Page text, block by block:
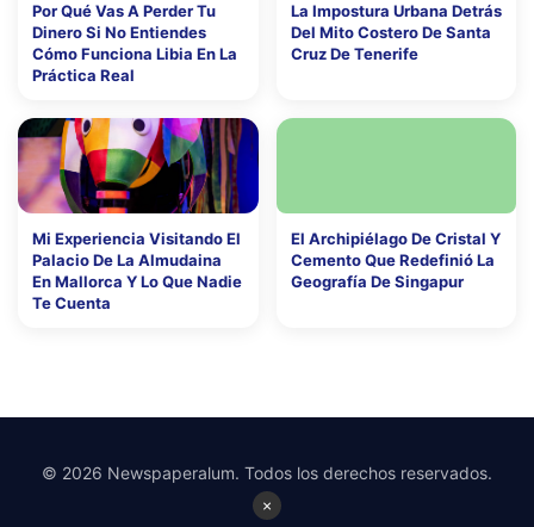
Por Qué Vas A Perder Tu
Dinero Si No Entiendes
Cómo Funciona Libia En La
Práctica Real
La Impostura Urbana Detrás
Del Mito Costero De Santa
Cruz De Tenerife
Mi Experiencia Visitando El
Palacio De La Almudaina
En Mallorca Y Lo Que Nadie
Te Cuenta
El Archipiélago De Cristal Y
Cemento Que Redefinió La
Geografía De Singapur
×
© 2026 Newspaperalum. Todos los derechos reservados.